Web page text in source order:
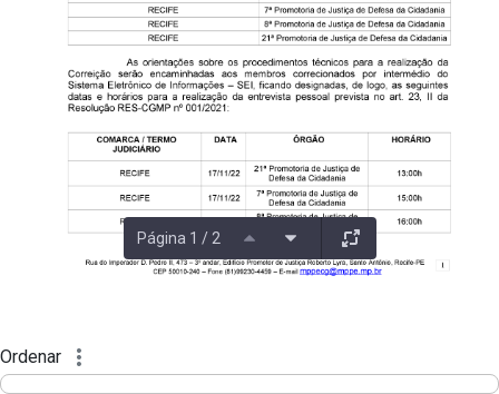
Página 1 / 2
Ordenar